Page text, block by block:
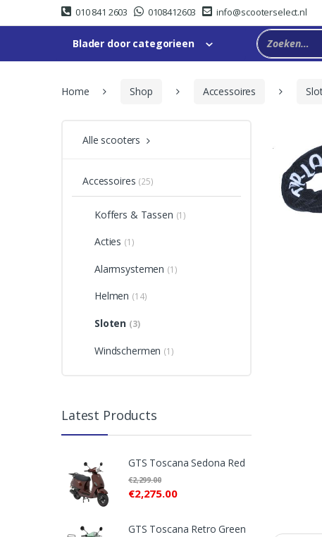
to
to
010 841 2603 0108412603 info@scooterselect.nl
Blader door categorieen
Home Shop Accessoires
Alle scooters
Accessoires (25)
Koffers & Tassen (1)
Acties (1)
Alarmsystemen (1)
Helmen (14)
Sloten (3)
Windschermen (1)
Latest Products
GTS Toscana Sedona Red
€2,275.00
€2,299.00
GTS Toscana Retro Green